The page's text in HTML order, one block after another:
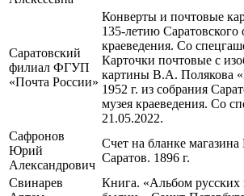
Саратовский
филиал ФГУП
«Почта России»
Конверты и почтовые
135-летию Саратовского
краеведения. Со
Карточки почтовые с
картины В.А. Полякова
1952 г. из собрания
музея краеведения. Со
21.05.2022.
Сафронов
Юрий
Александрович
Счет на бланке
Саратов. 1896 г.
Свинарев
Книга. «Альбом русских